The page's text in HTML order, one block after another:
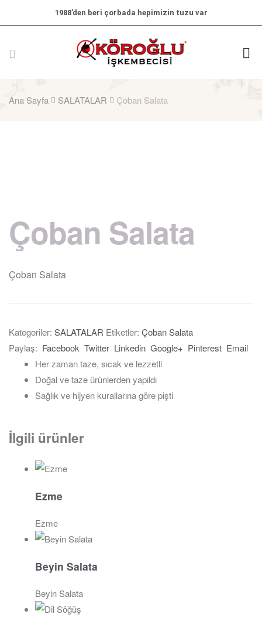
1988’den beri çorbada hepimizin tuzu var
Ana Sayfa SALATALAR Çoban Salata
Çoban Salata
Çoban Salata
Kategoriler: SALATALAR Etiketler: Çoban Salata
Paylaş: Facebook Twitter Linkedin Google+ Pinterest Email
Her zaman taze, sıcak ve lezzetli
Doğal ve taze ürünlerden yapıldı
Sağlık ve hijyen kurallarına göre pişti
İlgili ürünler
Ezme
Ezme
Beyin Salata
Beyin Salata